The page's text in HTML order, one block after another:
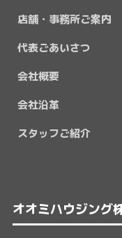
店舗・事務所ご案内
代表ごあいさつ
会社概要
会社沿革
スタッフご紹介
オオミハウジング